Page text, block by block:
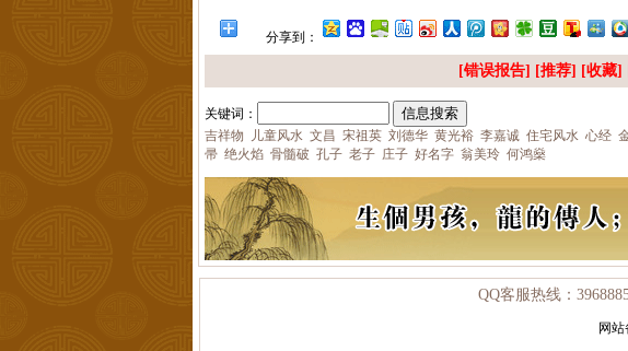
分享到：
[错误报告] [推荐] [收藏]
关键词：
吉祥物
儿童风水 文昌 宋祖英 刘德华 黄光裕 李嘉诚 住宅风水 心经
帚 绝火焰 骨髓破 孔子 老子 庄子 好名字 翁美玲 何鸿燊
QQ客服热线：
网